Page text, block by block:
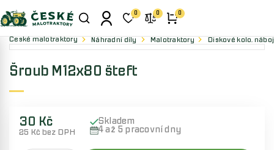
0 0 0
České malotraktory Náhradní díly Malotraktory Diskové kolo,
Šroub M12x80 šteft
30 Kč
25 Kč bez DPH
Skladem
4 až 5 pracovní dny